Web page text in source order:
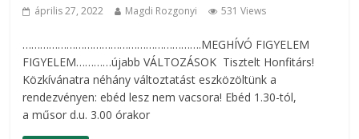
április 27, 2022 Magdi Rozgonyi 531 Views
…………………………………………………….MEGHÍVÓ FIGYELEM
FIGYELEM…………újabb VÁLTOZÁSOK Tisztelt Honfitárs!
Közkívánatra néhány változtatást eszközöltünk a
rendezvényen: ebéd lesz nem vacsora! Ebéd 1.30-tól,
a műsor d.u. 3.00 órakor